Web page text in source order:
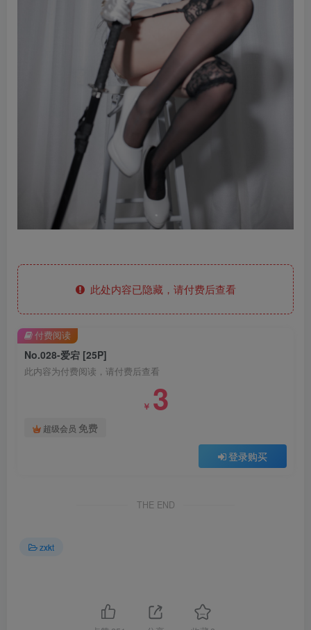
此处内容已隐藏，请付费后查看
No.028-爱宕 [25P]
此内容为付费阅读，请付费后查看
￥ 3
超级会员 免费
登录购买
付费阅读
THE END
zxkt